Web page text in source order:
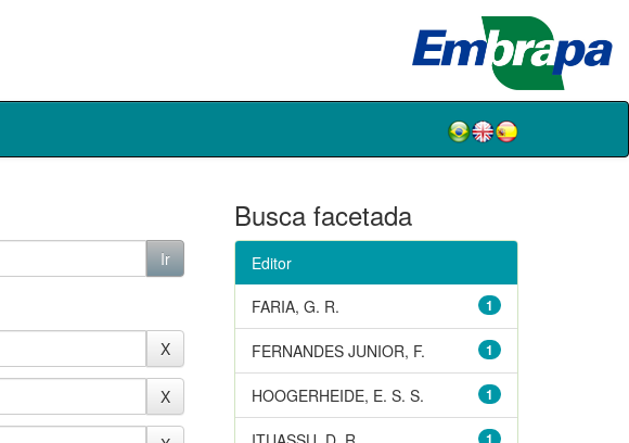
Busca facetada
Editor
1
FARIA, G. R.
1
FERNANDES JUNIOR, F.
1
HOOGERHEIDE, E. S. S.
1